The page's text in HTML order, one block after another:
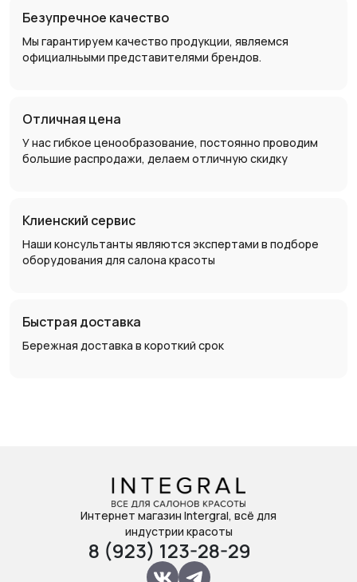
Безупречное качество
Мы гарантируем качество продукции, являемся
официалньыми представителями брендов.
Отличная цена
У нас гибкое ценообразование, постоянно проводим
большие распродажи, делаем отличную скидку
Клиенский сервис
Наши консультанты являются экспертами в подборе
оборудования для салона красоты
Быстрая доставка
Бережная доставка в короткий срок
Интернет магазин Intergral, всё для
индустрии красоты
8 (923) 123-28-29